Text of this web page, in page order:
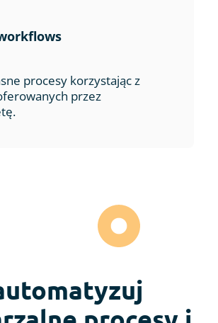
procesy korzystając z
przez